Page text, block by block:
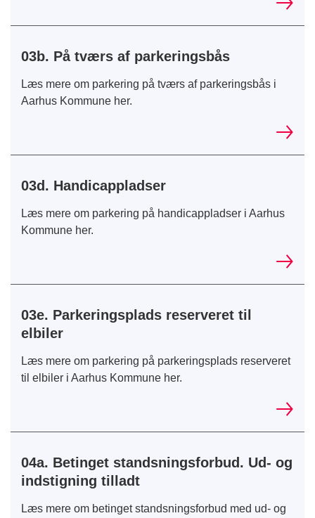
03b. På tværs af parkeringsbås
Læs mere om parkering på tværs af parkeringsbås i
Aarhus Kommune her.
03d. Handicappladser
Læs mere om parkering på handicappladser i Aarhus
Kommune her.
03e. Parkeringsplads reserveret til
elbiler
Læs mere om parkering på parkeringsplads reserveret
til elbiler i Aarhus Kommune her.
04a. Betinget standsningsforbud. Ud- og
indstigning tilladt
Læs mere om betinget standsningsforbud med ud- og